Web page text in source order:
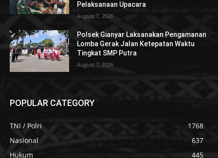
Pelaksanaan Upacara
August 7, 2026
Polsek Gianyar Laksanakan Pengamanan
Lomba Gerak Jalan Ketepatan Waktu
Tingkat SMP Putra
August 7, 2026
POPULAR CATEGORY
TNI / Polri
1768
Nasional
637
Hukum
445